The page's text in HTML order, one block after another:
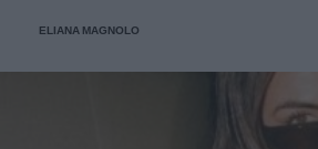
rilassanti e cene nei ristoranti più chic
ELIANA MAGNOLO